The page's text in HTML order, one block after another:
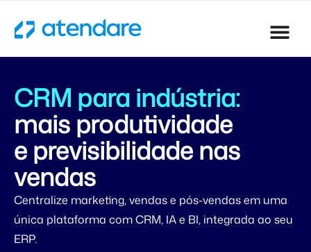
CRM para indústria:
mais produtividade
e previsibilidade nas
vendas
Centralize marketing, vendas e pós-vendas em uma
única plataforma com CRM, IA e BI, integrada ao seu
ERP.